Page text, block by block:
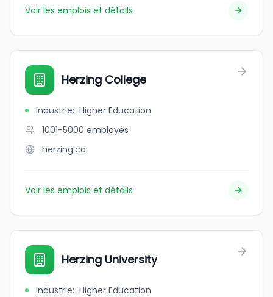
Voir les emplois et détails
Herzing College
Industrie: Higher Education
1001-5000 employés
herzing.ca
Voir les emplois et détails
Herzing University
Industrie: Higher Education